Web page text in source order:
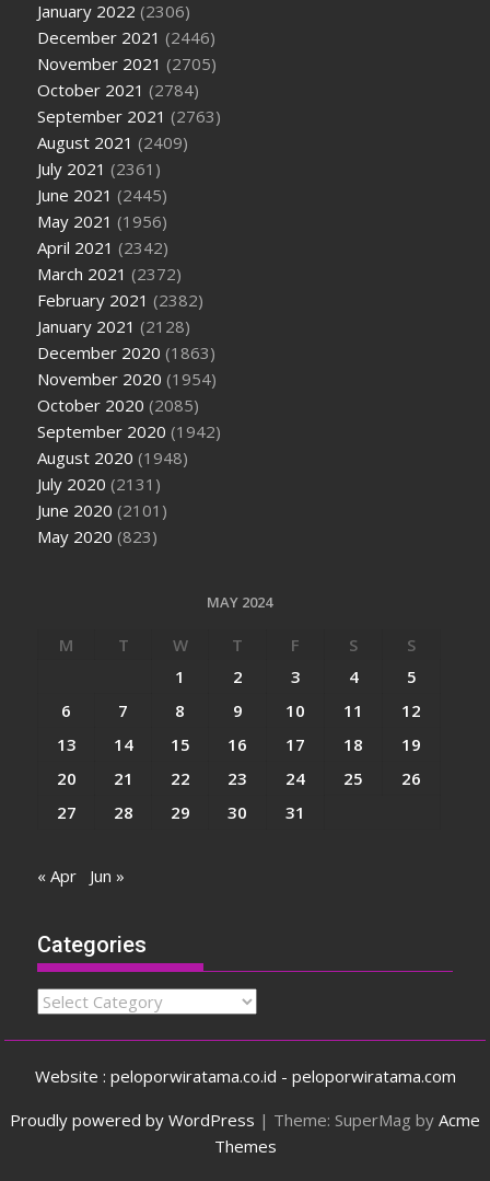
January 2022 (2306)
December 2021 (2446)
November 2021 (2705)
October 2021 (2784)
September 2021 (2763)
August 2021 (2409)
July 2021 (2361)
June 2021 (2445)
May 2021 (1956)
April 2021 (2342)
March 2021 (2372)
February 2021 (2382)
January 2021 (2128)
December 2020 (1863)
November 2020 (1954)
October 2020 (2085)
September 2020 (1942)
August 2020 (1948)
July 2020 (2131)
June 2020 (2101)
May 2020 (823)
MAY 2024
M T W T F S
S
1
2 3 4
5
6
7 8 9 10 11
12
13
14 15 16 17 18
19
20
21 22 23 24 25
26
27
28 29 30 31
« Apr Jun »
Categories
Categories
Website : peloporwiratama.co.id - peloporwiratama.com
Proudly powered by WordPress | Theme: SuperMag by Acme
Themes